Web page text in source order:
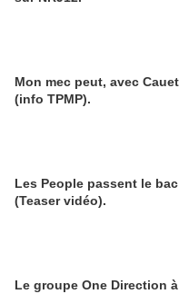
Mon mec peut, avec
(info TPMP).
Les People passent le
(Teaser vidéo).
Le groupe One Direction